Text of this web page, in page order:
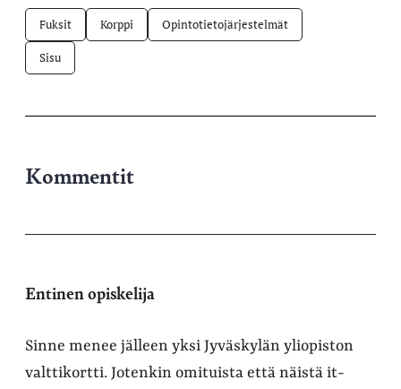
Fuksit Korppi Opintotietojärjestelmät
Sisu
Kommentit
Entinen opiskelija
Sinne menee jälleen yksi Jyväskylän yliopiston
valttikortti. Jotenkin omituista että näistä it-